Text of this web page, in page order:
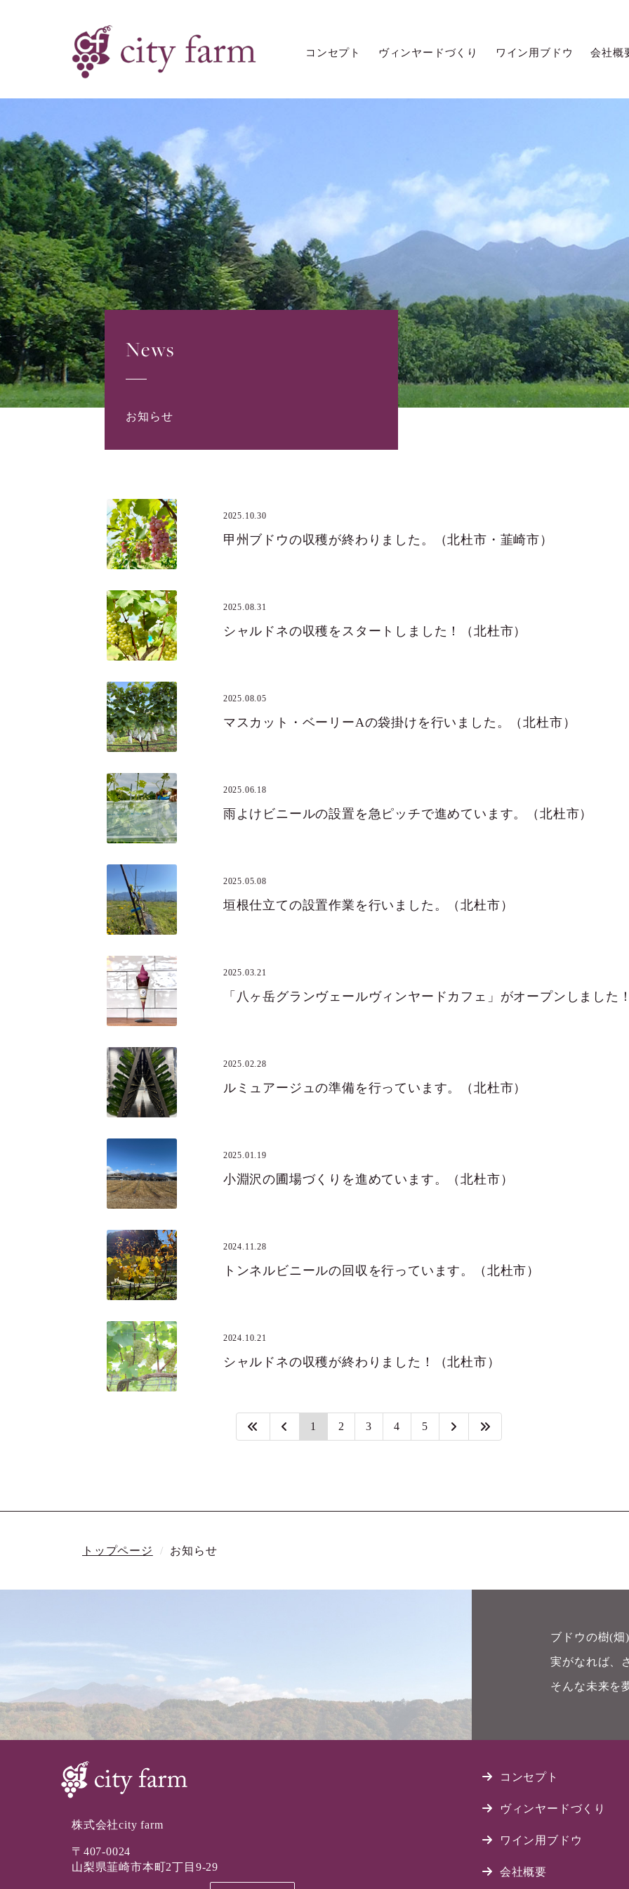
コンセプト ヴィンヤードづくり ワイン用ブドウ 会社概
News
お知らせ
2025.10.30
甲州ブドウの収穫が終わりました。（北杜市・韮崎市）
2025.08.31
シャルドネの収穫をスタートしました！（北杜市）
2025.08.05
マスカット・ベーリーAの袋掛けを行いました。（北杜市）
2025.06.18
雨よけビニールの設置を急ピッチで進めています。（北杜市）
2025.05.08
垣根仕立ての設置作業を行いました。（北杜市）
2025.03.21
2025.02.28
ルミュアージュの準備を行っています。（北杜市）
2025.01.19
小淵沢の圃場づくりを進めています。（北杜市）
2024.11.28
トンネルビニールの回収を行っています。（北杜市）
2024.10.21
シャルドネの収穫が終わりました！（北杜市）
1 2 3 4 5
トップページ お知らせ
ブドウの樹(畑
実がなれば、
そんな未来を
株式会社city farm
〒407-0024
山梨県韮崎市本町2丁目9-29
コンセプト
ヴィンヤードづくり
ワイン用ブドウ
会社概要